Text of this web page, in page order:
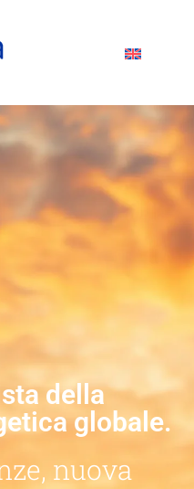
della
globale.
nuova